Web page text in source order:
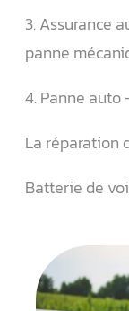
3. Assurance
panne
4. Panne
La réparation
Batterie de